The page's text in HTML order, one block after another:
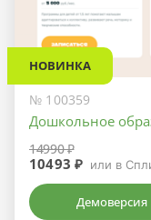
НОВИНКА
№ 100359
Дошкольное
14990 ₽
10493 ₽ или в
Демоверсия